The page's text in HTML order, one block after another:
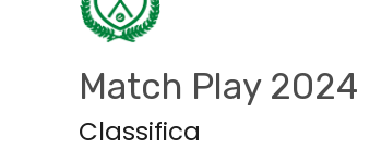
Match Play 2024
Classifica